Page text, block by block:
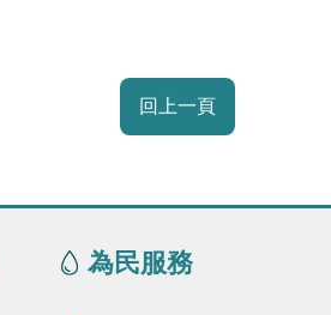
回上一頁
為民服務